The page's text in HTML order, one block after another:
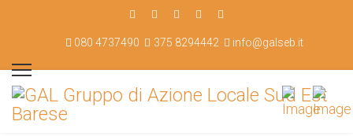
080 4737490 375 8294442 info@galseb.it